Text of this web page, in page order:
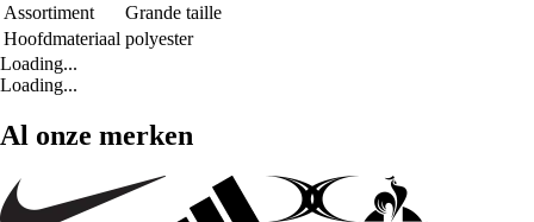
Assortiment
Grande taille
Hoofdmateriaal polyester
Loading...
Loading...
Al onze merken